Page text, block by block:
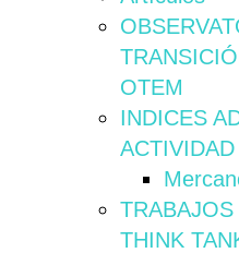
OTEM
INDICES
THINK